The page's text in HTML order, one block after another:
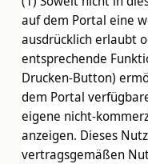
auf dem Portal eine
ausdrücklich erlaubt
entsprechende
Drucken-Button)
dem Portal
eigene nicht-
anzeigen. Dieses
vertragsgemäßen